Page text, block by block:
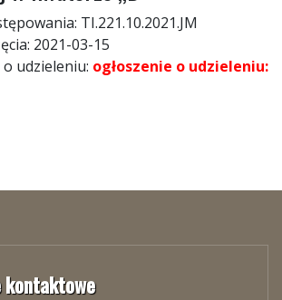
TI.221.10.2021.JM
2021-03-15
o udzieleniu: ogłoszenie o udzieleniu: